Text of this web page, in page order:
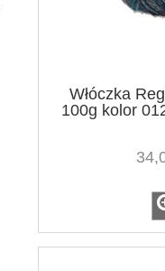
Włóczka
100g kolor